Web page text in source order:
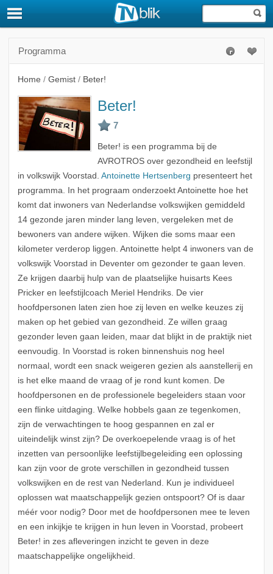
Programma
Home / Gemist / Beter!
Beter!
Beter! is een programma bij de
AVROTROS over gezondheid en leefstijl
in volkswijk Voorstad. Antoinette Hertsenberg presenteert het
programma. In het prograam onderzoekt Antoinette hoe het
komt dat inwoners van Nederlandse volkswijken gemiddeld
14 gezonde jaren minder lang leven, vergeleken met de
bewoners van andere wijken. Wijken die soms maar een
kilometer verderop liggen. Antoinette helpt 4 inwoners van de
volkswijk Voorstad in Deventer om gezonder te gaan leven.
Ze krijgen daarbij hulp van de plaatselijke huisarts Kees
Pricker en leefstijlcoach Meriel Hendriks. De vier
hoofdpersonen laten zien hoe zij leven en welke keuzes zij
maken op het gebied van gezondheid. Ze willen graag
gezonder leven gaan leiden, maar dat blijkt in de praktijk niet
eenvoudig. In Voorstad is roken binnenshuis nog heel
normaal, wordt een snack weigeren gezien als aanstellerij en
is het elke maand de vraag of je rond kunt komen. De
hoofdpersonen en de professionele begeleiders staan voor
een flinke uitdaging. Welke hobbels gaan ze tegenkomen,
zijn de verwachtingen te hoog gespannen en zal er
uiteindelijk winst zijn? De overkoepelende vraag is of het
inzetten van persoonlijke leefstijlbegeleiding een oplossing
kan zijn voor de grote verschillen in gezondheid tussen
volkswijken en de rest van Nederland. Kun je individueel
oplossen wat maatschappelijk gezien ontspoort? Of is daar
méér voor nodig? Door met de hoofdpersonen mee te leven
en een inkijkje te krijgen in hun leven in Voorstad, probeert
Beter! in zes afleveringen inzicht te geven in deze
maatschappelijke ongelijkheid.